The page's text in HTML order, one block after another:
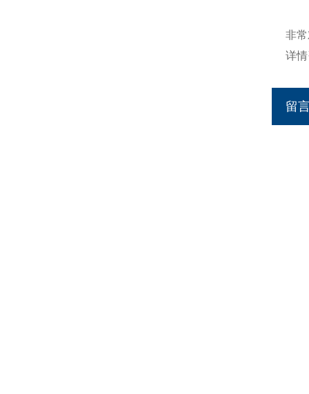
非
详
留